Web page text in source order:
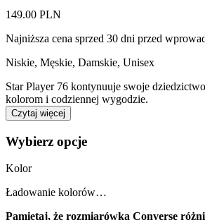
149.00 PLN
Najniższa cena sprzed 30 dni przed
Niskie, Męskie, Damskie, Unisex
Star Player 76 kontynuuje swoje
kolorom i codziennej wygodzie.
Czytaj więcej
Wybierz opcje
Kolor
Ładowanie kolorów…
Pamiętaj, że rozmiarówka Converse